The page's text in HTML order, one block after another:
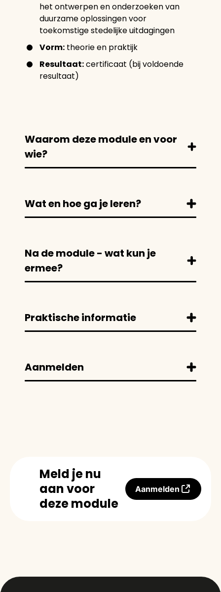
het ontwerpen en onderzoeken van
duurzame oplossingen voor
toekomstige stedelijke uitdagingen
Vorm: theorie en praktijk
Resultaat:certificaat (bij voldoende
resultaat)
Waarom deze module en voor
wie?
Wat en hoe ga je leren?
Na de module - wat kun je
ermee?
Praktische informatie
Aanmelden
Meld je nu
aan voor
deze module
Aanmelden